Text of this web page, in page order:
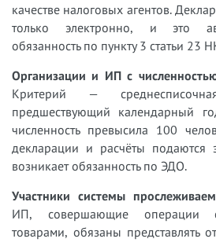
качестве налоговых агентов.
только электронно, и это
обязанность по пункту 3 статьи 23
Организации и ИП с
Критерий —
предшествующий календарный
численность превысила 100
декларации и расчёты подаются
возникает обязанность по ЭДО.
Участники системы
ИП, совершающие операции
товарами, обязаны представлять